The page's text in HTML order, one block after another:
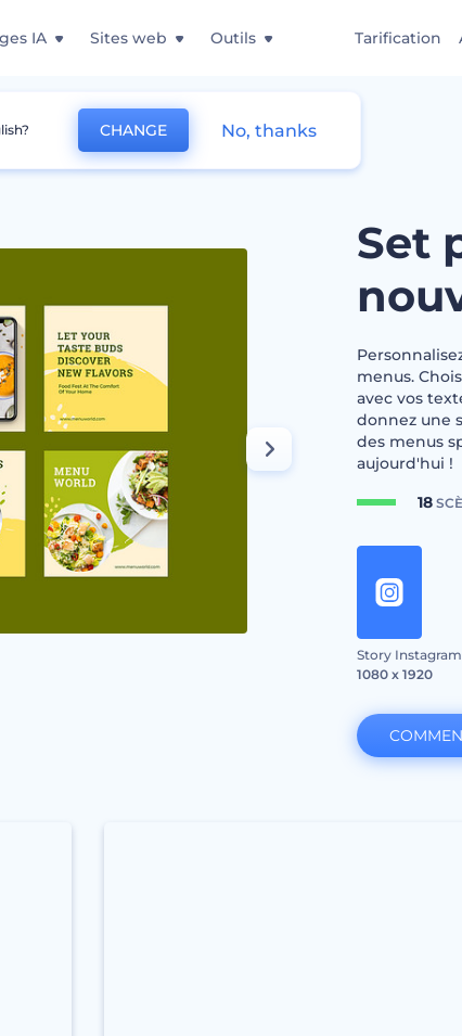
IA Sites web Outils Tarification
de nouveaux menus
Set
menus.
avec vos
donnez une
des menus
aujourd'hui !
18
Story Instagram
1080 x 1920
CHANGE No, thanks